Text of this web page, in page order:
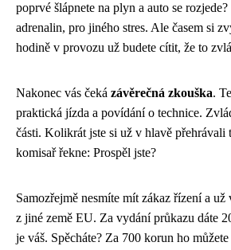
poprvé šlápnete na plyn a auto se
adrenalin, pro jiného stres. Ale časem si
hodině v provozu už budete cítit, že to
Nakonec vás čeká závěrečná zkouška.
praktická jízda a povídání o technice.
části. Kolikrát jste si už v hlavě přehrávali
komisař řekne: Prospěl jste?
Samozřejmě nesmíte mít zákaz řízení a
z jiné země EU. Za vydání průkazu dáte
je váš. Spěcháte? Za 700 korun ho